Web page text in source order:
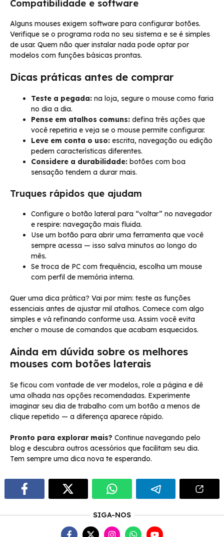
Compatibilidade e software
Alguns mouses exigem software para configurar botões.
Verifique se o programa roda no seu sistema e se é simples
de usar. Quem não quer instalar nada pode optar por
modelos com funções básicas prontas.
Dicas práticas antes de comprar
Teste a pegada: na loja, segure o mouse como faria
no dia a dia.
Pense em atalhos comuns: defina três ações que
você repetiria e veja se o mouse permite configurar.
Leve em conta o uso: escrita, navegação ou edição
pedem características diferentes.
Considere a durabilidade: botões com boa
sensação tendem a durar mais.
Truques rápidos que ajudam
Configure o botão lateral para “voltar” no navegador
e respire: navegação mais fluida.
Use um botão para abrir uma ferramenta que você
sempre acessa — isso salva minutos ao longo do
mês.
Se troca de PC com frequência, escolha um mouse
com perfil de memória interna.
Quer uma dica prática? Vai por mim: teste as funções
essenciais antes de ajustar mil atalhos. Comece com algo
simples e vá refinando conforme usa. Assim você evita
encher o mouse de comandos que acabam esquecidos.
Ainda em dúvida sobre os melhores
mouses com botões laterais
Se ficou com vontade de ver modelos, role a página e dê
uma olhada nas opções recomendadas. Experimente
imaginar seu dia de trabalho com um botão a menos de
clique repetido — a diferença aparece rápido.
Pronto para explorar mais? Continue navegando pelo
blog e descubra outros acessórios que facilitam seu dia.
Tem sempre uma dica nova te esperando.
SIGA-NOS